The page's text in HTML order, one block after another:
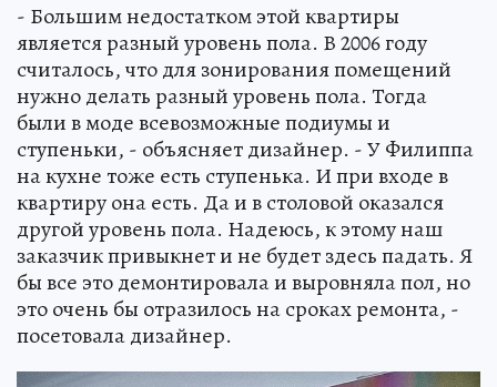
- Большим недостатком этой квартиры
является разный уровень пола. В 2006 году
считалось, что для зонирования помещений
нужно делать разный уровень пола. Тогда
были в моде всевозможные подиумы и
ступеньки, - объясняет дизайнер. - У Филиппа
на кухне тоже есть ступенька. И при входе в
квартиру она есть. Да и в столовой оказался
другой уровень пола. Надеюсь, к этому наш
заказчик привыкнет и не будет здесь падать. Я
бы все это демонтировала и выровняла пол, но
это очень бы отразилось на сроках ремонта, -
посетовала дизайнер.